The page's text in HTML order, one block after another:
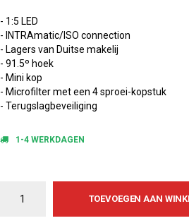
- 1:5 LED
- INTRAmatic/ISO connection
- Lagers van Duitse makelij
- 91.5º hoek
- Mini kop
- Microfilter met een 4 sproei-kopstuk
- Terugslagbeveiliging
1-4 WERKDAGEN
TOEVOEGEN AAN